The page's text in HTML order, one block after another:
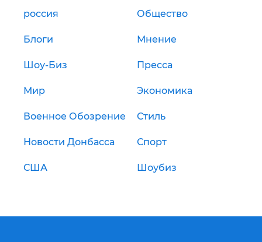
россия Общество
Блоги Мнение
Шоу-Биз Пресса
Мир Экономика
Военное Обозрение Стиль
Новости Донбасса Спорт
США Шоубиз